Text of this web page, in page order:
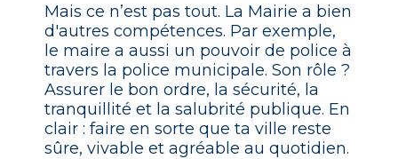
Mais ce n’est pas tout. La Mairie a bien
d'autres compétences. Par exemple,
le maire a aussi un pouvoir de police à
travers la police municipale. Son rôle ?
Assurer le bon ordre, la sécurité, la
tranquillité et la salubrité publique. En
clair : faire en sorte que ta ville reste
sûre, vivable et agréable au quotidien.